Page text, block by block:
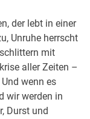
der lebt in einer
Unruhe herrscht
mit
aller Zeiten –
wenn es
wir werden in
Durst und